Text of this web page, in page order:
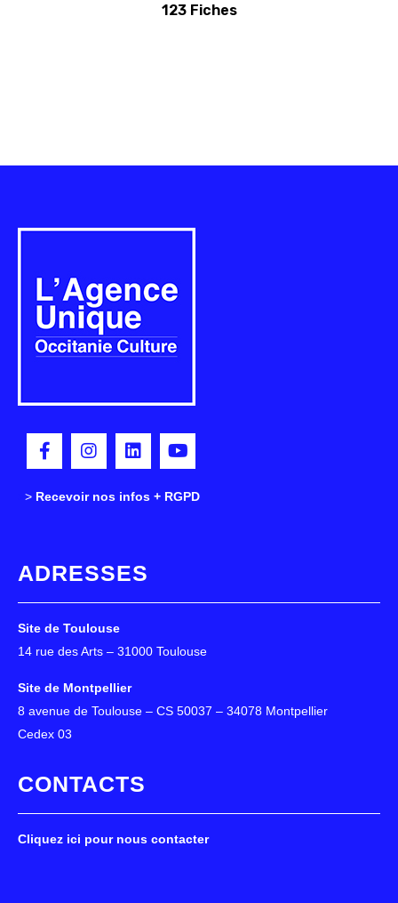
123 Fiches
> Recevoir nos infos + RGPD
ADRESSES
Site de Toulouse
14 rue des Arts – 31000 Toulouse
Site de Montpellier
8 avenue de Toulouse – CS 50037 – 34078 Montpellier
Cedex 03
CONTACTS
Cliquez ici pour nous contacter